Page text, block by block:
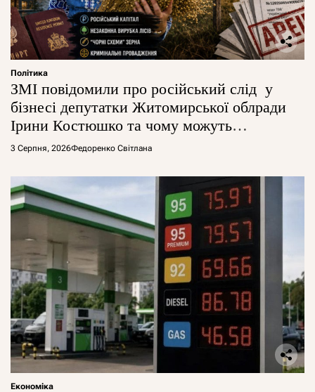
Політика
ЗМІ повідомили про російський слід у
бізнесі депутатки Житомирської облради
Ірини Костюшко та чому можуть
арештувати її активи
3 Серпня, 2026Федоренко Світлана
Економіка